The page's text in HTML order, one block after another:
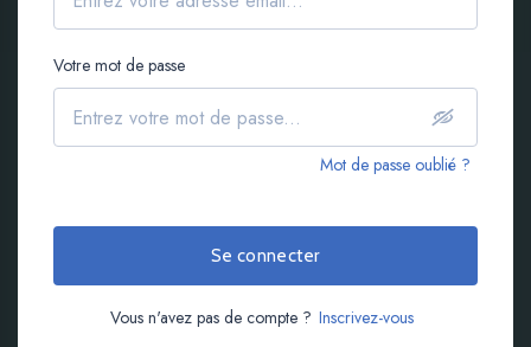
Mot de passe oublié ?
Votre mot de passe
Se connecter
Vous n'avez pas de compte ? Inscrivez-vous
S'inscrire gratuitement